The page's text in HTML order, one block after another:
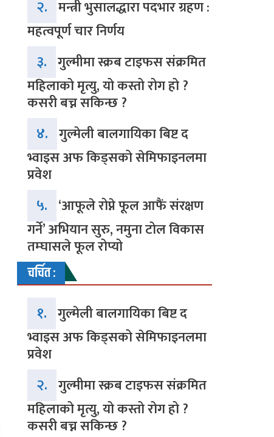
२. मन्त्री भुसालद्धारा पदभार ग्रहण :
महत्वपूर्ण चार निर्णय
३. गुल्मीमा स्क्रब टाइफस संक्रमित
महिलाको मृत्यु, यो कस्तो रोग हो ?
कसरी बच्न सकिन्छ ?
४. गुल्मेली बालगायिका बिष्ट द
भ्वाइस अफ किड्सको सेमिफाइनलमा
प्रवेश
५. ‘आफूले रोप्ने फूल आफैं संरक्षण
गर्ने’ अभियान सुरु, नमुना टोल विकास
तम्घासले फूल रोप्यो
चर्चित :
१. गुल्मेली बालगायिका बिष्ट द
भ्वाइस अफ किड्सको सेमिफाइनलमा
प्रवेश
२. गुल्मीमा स्क्रब टाइफस संक्रमित
महिलाको मृत्यु, यो कस्तो रोग हो ?
कसरी बच्न सकिन्छ ?